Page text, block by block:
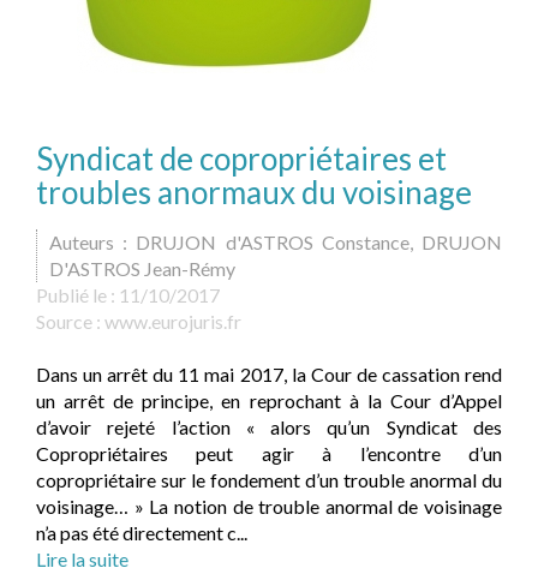
Syndicat de copropriétaires et
troubles anormaux du voisinage
Auteurs : DRUJON d'ASTROS Constance, DRUJON
D'ASTROS Jean-Rémy
Publié le : 11/10/2017
Source : www.eurojuris.fr
Dans un arrêt du 11 mai 2017, la Cour de cassation rend
un arrêt de principe, en reprochant à la Cour d’Appel
d’avoir rejeté l’action « alors qu’un Syndicat des
Copropriétaires peut agir à l’encontre d’un
copropriétaire sur le fondement d’un trouble anormal du
voisinage… » La notion de trouble anormal de voisinage
n’a pas été directement c...
Lire la suite